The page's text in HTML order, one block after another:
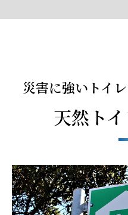
災害に強いトイ
天然ト